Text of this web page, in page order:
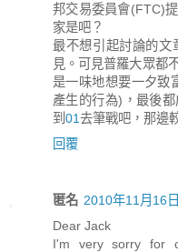
邦交易委員會(FTC)
家是吧？
最不想引起討論的文
見。可見普羅大眾都
是一味地想要一夕致
產生的行為)，最後
到 01去筆戰吧，那邊
回覆
匿名 2010年11月16
Dear Jack
I'm very sorry for